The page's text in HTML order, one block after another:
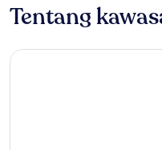
Tentang